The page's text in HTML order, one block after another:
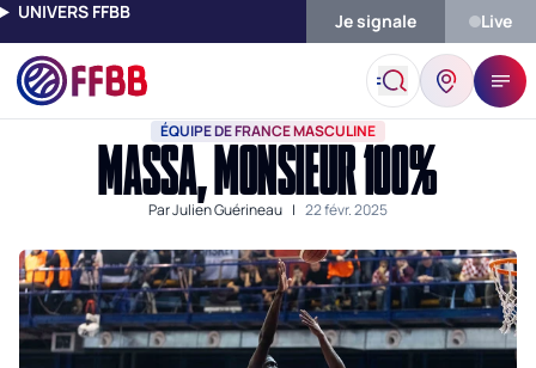
UNIVERS FFBB Je signale Live
Accueil Actualités Équipe De France Masculine Massa,
ÉQUIPE DE FRANCE MASCULINE
MASSA, MONSIEUR 100%
ParJulien Guérineau | 22 févr. 2025